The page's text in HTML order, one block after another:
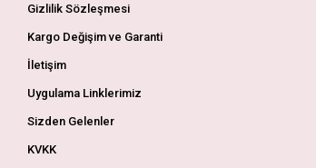
Gizlilik Sözleşmesi
Kargo Değişim ve Garanti
İletişim
Uygulama Linklerimiz
Sizden Gelenler
KVKK